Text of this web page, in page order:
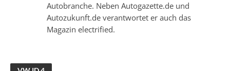
Autobranche. Neben Autogazette.de und
Autozukunft.de verantwortet er auch das
Magazin electrified.